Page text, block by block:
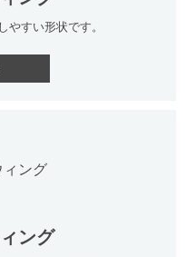
やすい形状です。
ング